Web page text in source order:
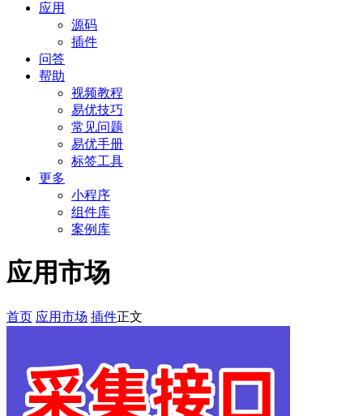
应用
源码
插件
问答
帮助
视频教程
易优技巧
常见问题
易优手册
标签工具
更多
小程序
组件库
案例库
应用市场
首页 应用市场 插件正文